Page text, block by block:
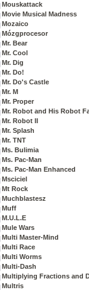
Mouskattack
Movie Musical Madness
Mozaico
Mózgprocesor
Mr. Bear
Mr. Cool
Mr. Dig
Mr. Do!
Mr. Do's Castle
Mr. M
Mr. Proper
Mr. Robot and His Robot
Mr. Robot II
Mr. Splash
Mr. TNT
Ms. Bulimia
Ms. Pac-Man
Ms. Pac-Man Enhanced
Msciciel
Mt Rock
Muchblastesz
Muff
M.U.L.E
Mule Wars
Multi Master-Mind
Multi Race
Multi Worms
Multi-Dash
Multiplying Fractions and
Multris